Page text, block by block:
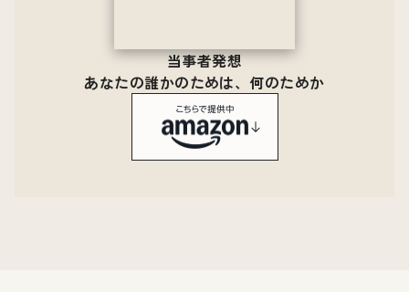
当事者発想
あなたの誰かのためは、何のためか